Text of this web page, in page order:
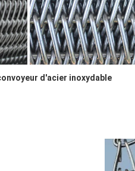
d'acier inoxydable